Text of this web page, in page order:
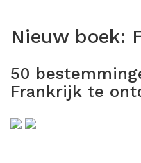
Nieuw boek:
50
Frankrijk te